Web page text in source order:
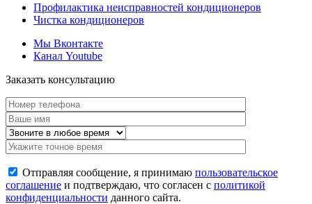
Профилактика неисправностей кондиционеров
Чистка кондиционеров
Мы Вконтакте
Канал Youtube
Заказать консультацию
Отправляя сообщение, я принимаю пользовательское
соглашение и подтверждаю, что согласен с политикой
конфиденциальности данного сайта.